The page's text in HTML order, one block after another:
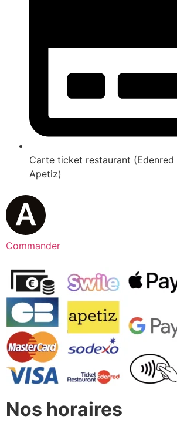
Carte ticket restaurant
Apetiz)
Commander
Nos horaires